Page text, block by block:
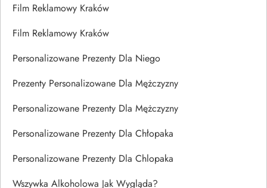
Film Reklamowy Kraków
Film Reklamowy Kraków
Personalizowane Prezenty Dla Niego
Prezenty Personalizowane Dla Mężczyzny
Personalizowane Prezenty Dla Mężczyzny
Personalizowane Prezenty Dla Chłopaka
Personalizowane Prezenty Dla Chlopaka
Wszywka Alkoholowa Jak Wygląda?